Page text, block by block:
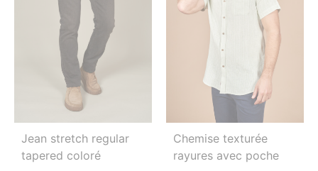
Jean stretch regular
tapered coloré
Chemise texturée
rayures avec poche